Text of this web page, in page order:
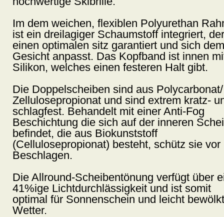
Im dem weichen, flexiblen Polyurethan
ist ein dreilagiger Schaumstoff integriert, der
einen optimalen sitz garantiert und sich dem
Gesicht anpasst. Das Kopfband ist innen
Silikon, welches einen festeren Halt gibt.
Die Doppelscheiben sind aus Polycarbonat/
Zellulosepropionat und sind extrem kratz-
schlagfest. Behandelt mit einer Anti-Fog
Beschichtung die sich auf der inneren
befindet, die aus Biokunststoff
(Cellulosepropionat) besteht, schütz sie vor
Beschlagen.
Die Allround-Scheibentönung verfügt über
41%ige Lichtdurchlässigkeit und ist somit
optimal für Sonnenschein und leicht
Wetter.